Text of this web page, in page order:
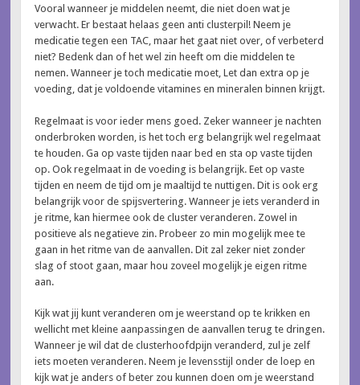
Vooral wanneer je middelen neemt, die niet doen wat je
verwacht. Er bestaat helaas geen anti clusterpil! Neem je
medicatie tegen een TAC, maar het gaat niet over, of verbeterd
niet? Bedenk dan of het wel zin heeft om die middelen te
nemen. Wanneer je toch medicatie moet, Let dan extra op je
voeding, dat je voldoende vitamines en mineralen binnen krijgt.
Regelmaat is voor ieder mens goed. Zeker wanneer je nachten
onderbroken worden, is het toch erg belangrijk wel regelmaat
te houden. Ga op vaste tijden naar bed en sta op vaste tijden
op. Ook regelmaat in de voeding is belangrijk. Eet op vaste
tijden en neem de tijd om je maaltijd te nuttigen. Dit is ook erg
belangrijk voor de spijsvertering. Wanneer je iets veranderd in
je ritme, kan hiermee ook de cluster veranderen. Zowel in
positieve als negatieve zin. Probeer zo min mogelijk mee te
gaan in het ritme van de aanvallen. Dit zal zeker niet zonder
slag of stoot gaan, maar hou zoveel mogelijk je eigen ritme
aan.
Kijk wat jij kunt veranderen om je weerstand op te krikken en
wellicht met kleine aanpassingen de aanvallen terug te dringen.
Wanneer je wil dat de clusterhoofdpijn veranderd, zul je zelf
iets moeten veranderen. Neem je levensstijl onder de loep en
kijk wat je anders of beter zou kunnen doen om je weerstand